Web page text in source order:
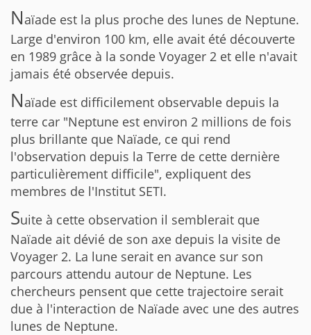
Naïade est la plus proche des lunes de Neptune.
Large d'environ 100 km, elle avait été découverte
en 1989 grâce à la sonde Voyager 2 et elle n'avait
jamais été observée depuis.
Naïade est difficilement observable depuis la
terre car "Neptune est environ 2 millions de fois
plus brillante que Naïade, ce qui rend
l'observation depuis la Terre de cette dernière
particulièrement difficile", expliquent des
membres de l'Institut SETI.
Suite à cette observation il semblerait que
Naïade ait dévié de son axe depuis la visite de
Voyager 2. La lune serait en avance sur son
parcours attendu autour de Neptune. Les
chercheurs pensent que cette trajectoire serait
due à l'interaction de Naïade avec une des autres
lunes de Neptune.